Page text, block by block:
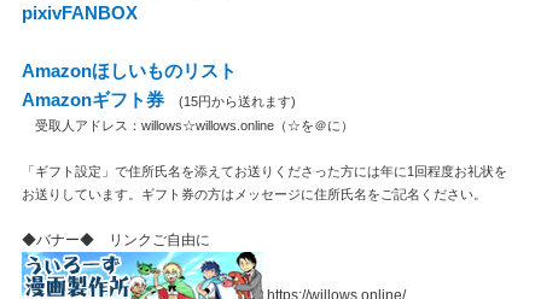
pixivFANBOX
Amazonほしいものリスト
Amazonギフト券
(15円から送れます)
受取人アドレス：willows☆willows.online（☆を＠に）
「ギフト設定」で住所氏名を添えてお送りくださった方には年に1回程度お礼状を
お送りしています。ギフト券の方はメッセージに住所氏名をご記名ください。
◆バナー◆ リンクご自由に
https://willows.online/